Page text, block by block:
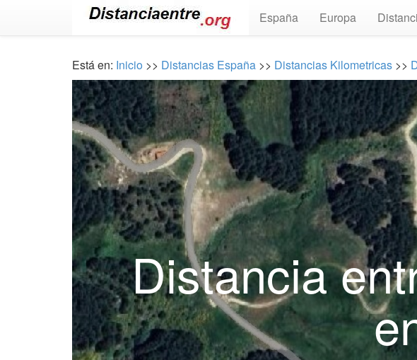
España Europa
Está en: Inicio >> Distancias España >> Distancias Kilometricas >>
Distancia